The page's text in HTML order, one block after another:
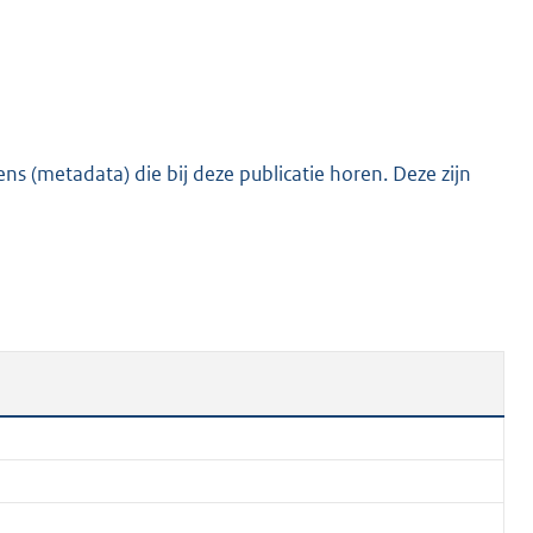
(metadata) die bij deze publicatie horen. Deze zijn